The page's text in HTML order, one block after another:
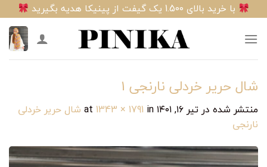
to
content
با خرید بالای 1.500 یک گیفت از پینیکا هدیه بگیرید
شال حریر خردلی نارنجی ‎‎1
منتشر شده درتیر ۱۶, ۱۴۰۱ 1343 × 1791 in
شال حریر خردلی
نارنجی ‎‎